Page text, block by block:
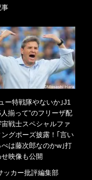
事
ー特戦隊やないか｣J1
人揃って”のフリーザ配
戦士スペシャルファ
ングポーズ披露！｢言い
は藤次郎なのかw｣打
映像も公開
ッカー批評編集部